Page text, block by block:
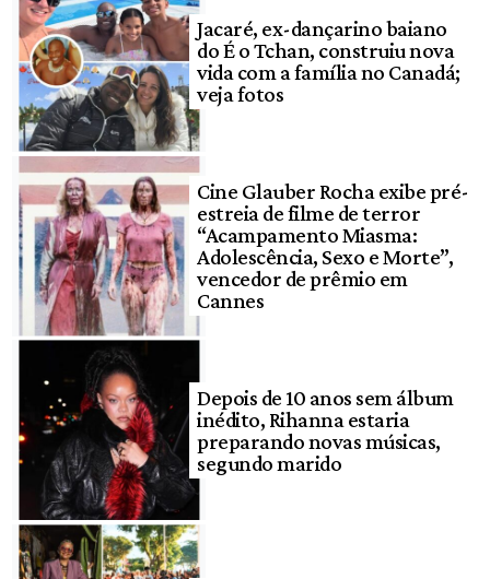
Jacaré, ex-dançarino baiano
do É o Tchan, construiu nova
vida com a família no Canadá;
veja fotos
Cine Glauber Rocha exibe pré-
estreia de filme de terror
“Acampamento Miasma:
Adolescência, Sexo e Morte”,
vencedor de prêmio em
Cannes
Depois de 10 anos sem álbum
inédito, Rihanna estaria
preparando novas músicas,
segundo marido